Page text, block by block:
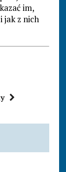
im,
jak z nich